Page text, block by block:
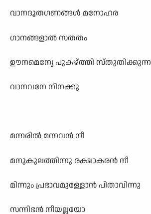
വാനദൂതഗണങ്ങൾ മനോഹര
ഗാനങ്ങളാൽ സതതം
ഊനമെന്യേ പുകഴ്ത്തി സ്തുതിക്കുന്ന
വാനവനേ നിനക്കു
മന്നരിൽ മന്നവൻ നീ
മനുകുലത്തിന്നു രക്ഷാകരൻ നീ
മിന്നും പ്രഭാവമുള്ളോൻ പിതാവിന്നു
സന്നിഭൻ നീയല്ലയോ